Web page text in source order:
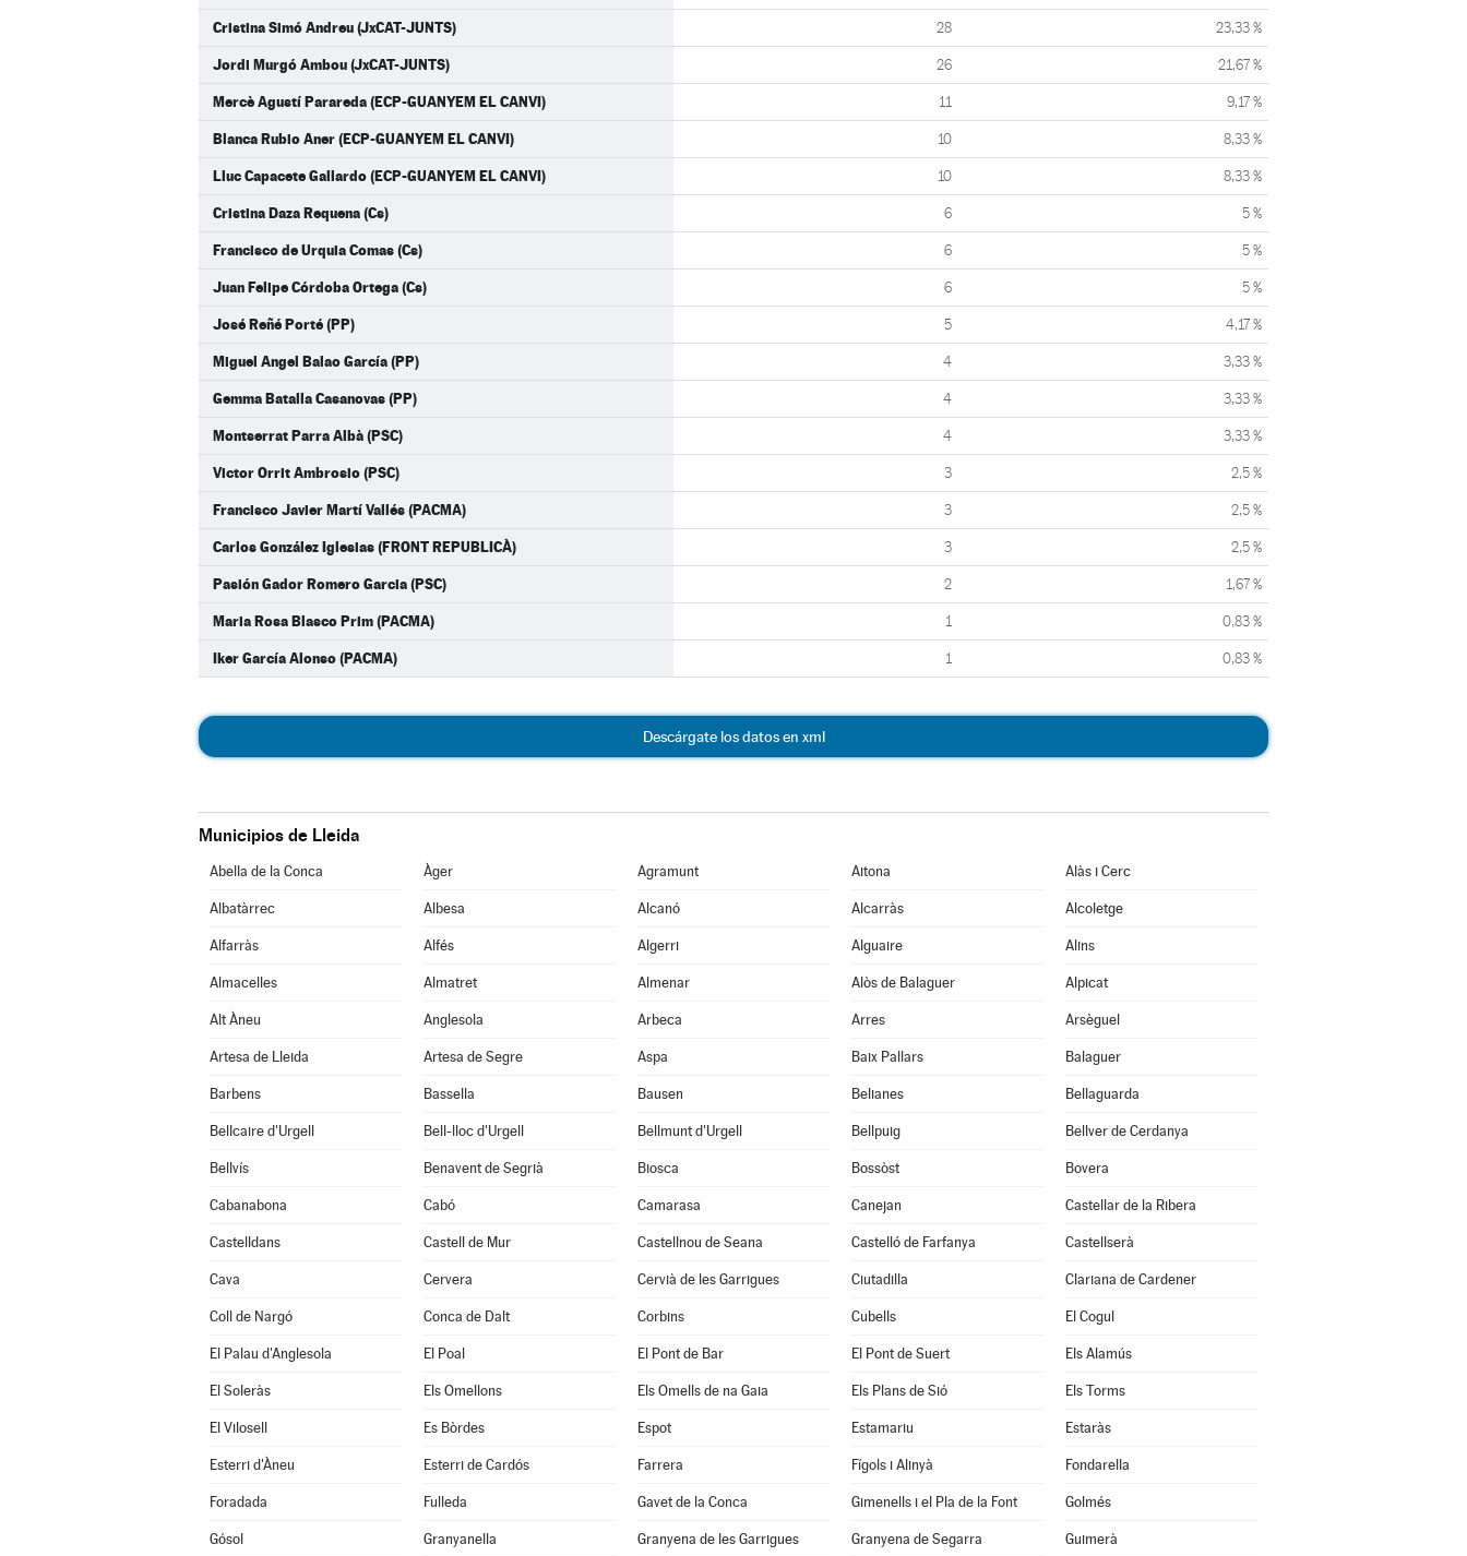
Cristina Simó Andreu (JxCAT-JUNTS) 28 23,33 %
Jordi Murgó Ambou (JxCAT-JUNTS) 26 21,67 %
Mercè Agustí Parareda (ECP-GUANYEM EL CANVI) 11 9,17 %
Blanca Rubio Aner (ECP-GUANYEM EL CANVI) 10 8,33 %
Lluc Capacete Gallardo (ECP-GUANYEM EL CANVI) 10 8,33 %
Cristina Daza Requena (Cs) 6 5 %
Francisco de Urquia Comas (Cs) 6 5 %
Juan Felipe Córdoba Ortega (Cs) 6 5 %
José Reñé Porté (PP) 5 4,17 %
Miguel Angel Balao García (PP) 4 3,33 %
Gemma Batalla Casanovas (PP) 4 3,33 %
Montserrat Parra Albà (PSC) 4 3,33 %
Victor Orrit Ambrosio (PSC) 3 2,5 %
Francisco Javier Martí Vallés (PACMA) 3 2,5 %
Carlos González Iglesias (FRONT REPUBLICÀ) 3 2,5 %
Pasión Gador Romero Garcia (PSC) 2 1,67 %
Maria Rosa Blasco Prim (PACMA) 1 0,83 %
Iker García Alonso (PACMA) 1 0,83 %
Descárgate los datos en xml
Municipios de Lleida
Abella de la Conca Àger Agramunt Aitona Alàs i Cerc
Albatàrrec Albesa Alcanó Alcarràs Alcoletge
Alfarràs Alfés Algerri Alguaire Alins
Almacelles Almatret Almenar Alòs de Balaguer Alpicat
Alt Àneu Anglesola Arbeca Arres Arsèguel
Artesa de Lleida Artesa de Segre Aspa Baix Pallars Balaguer
Barbens Bassella Bausen Belianes Bellaguarda
Bellcaire d'Urgell Bell-lloc d'Urgell Bellmunt d'Urgell Bellpuig Bellver de Cerdanya
Bellvís Benavent de Segrià Biosca Bossòst Bovera
Cabanabona Cabó Camarasa Canejan Castellar de la Ribera
Castelldans Castell de Mur Castellnou de Seana Castelló de Farfanya Castellserà
Cava Cervera Cervià de les Garrigues Ciutadilla Clariana de Cardener
Coll de Nargó Conca de Dalt Corbins Cubells El Cogul
El Palau d'Anglesola El Poal El Pont de Bar El Pont de Suert Els Alamús
El Soleràs Els Omellons Els Omells de na Gaia Els Plans de Sió Els Torms
El Vilosell Es Bòrdes Espot Estamariu Estaràs
Esterri d'Àneu Esterri de Cardós Farrera Fígols i Alinyà Fondarella
Foradada Fulleda Gavet de la Conca Gimenells i el Pla de la Font Golmés
Gósol Granyanella Granyena de les Garrigues Granyena de Segarra Guimerà